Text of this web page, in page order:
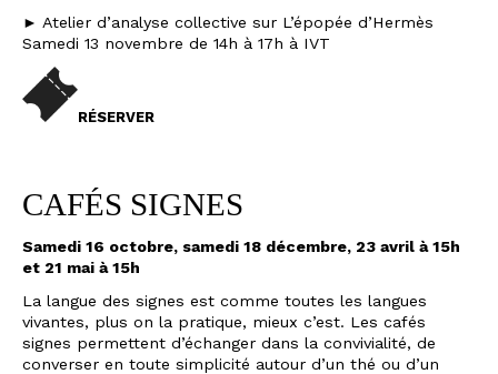
► Atelier d’analyse collective sur L’épopée d’Hermès
Samedi 13 novembre de 14h à 17h à IVT
RÉSERVER
CAFÉS SIGNES
Samedi 16 octobre, samedi 18 décembre, 23 avril à 15h
et 21 mai à 15h
La langue des signes est comme toutes les langues
vivantes, plus on la pratique, mieux c’est. Les cafés
signes permettent d’échanger dans la convivialité, de
converser en toute simplicité autour d’un thé ou d’un